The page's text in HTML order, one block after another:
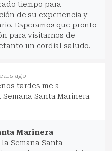
tiempo para
de su experiencia y
Esperamos que pronto
para visitarnos de
un cordial saludo.
ago
tardes me a
Santa Marinera
Marinera
Semana Santa